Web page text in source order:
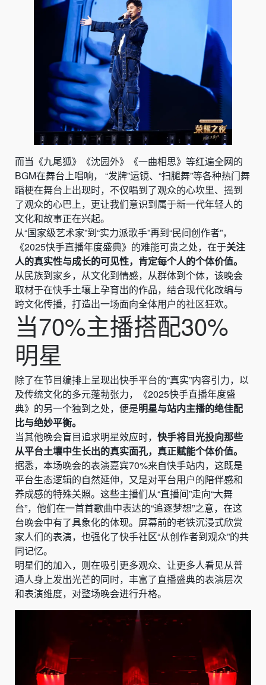
而当《九尾狐》《沈园外》《一曲相思》等红遍全网的
BGM在舞台上唱响， “发牌”运镜、“扫腿舞”等各种热门舞
蹈梗在舞台上出现时，不仅唱到了观众的心坎里、摇到
了观众的心巴上，更让我们意识到属于新一代年轻人的
文化和故事正在兴起。
从“国家级艺术家”到“实力派歌手”再到“民间创作者”，
《2025快手直播年度盛典》的难能可贵之处，在于关注
人的真实性与成长的可见性，肯定每个人的个体价值。
从民族到家乡，从文化到情感，从群体到个体，该晚会
取材于在快手土壤上孕育出的作品，结合现代化改编与
跨文化传播，打造出一场面向全体用户的社区狂欢。
当70%主播搭配30%
明星
除了在节目编排上呈现出快手平台的“真实”内容引力，以
及传统文化的多元蓬勃张力，《2025快手直播年度盛
典》的另一个独到之处，便是明星与站内主播的绝佳配
比与绝妙平衡。
当其他晚会盲目追求明星效应时， 快手将目光投向那些
从平台土壤中生长出的真实面孔，真正赋能个体价值。
据悉，本场晚会的表演嘉宾70%来自快手站内，这既是
平台生态逻辑的自然延伸，又是对平台用户的陪伴感和
养成感的特殊关照。这些主播们从“直播间”走向“大舞
台”，他们在一首首歌曲中表达的“追逐梦想”之意，在这
台晚会中有了具象化的体现。屏幕前的老铁沉浸式欣赏
家人们的表演，也强化了快手社区“从创作者到观众”的共
同记忆。
明星们的加入，则在吸引更多观众、让更多人看见从普
通人身上发出光芒的同时，丰富了直播盛典的表演层次
和表演维度，对整场晚会进行升格。